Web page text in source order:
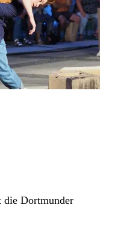
die Dortmunder